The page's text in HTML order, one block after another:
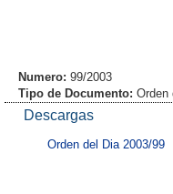
Numero: 99/2003
Tipo de Documento: Orden
Descargas
Orden del Dia 2003/99